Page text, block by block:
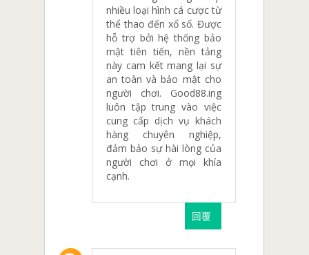
nhiều loại hình cá cược từ
thể thao đến xổ số. Được
hỗ trợ bởi hệ thống bảo
mật tiên tiến, nền tảng
này cam kết mang lại sự
an toàn và bảo mật cho
người chơi. Good88.ing
luôn tập trung vào việc
cung cấp dịch vụ khách
hàng chuyên nghiệp,
đảm bảo sự hài lòng của
người chơi ở mọi khía
cạnh.
回覆